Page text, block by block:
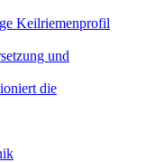
Keilriemenprofil
und
die